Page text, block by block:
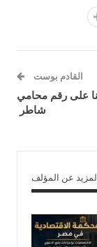
القادم بوست
على رقم محامي
شاطر
عن المؤلف